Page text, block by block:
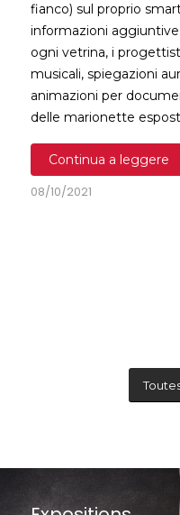
fianco) sul proprio
informazioni
ogni vetrina, i
musicali, spiegazioni
animazioni per
delle marionette
Continua a leggere
08/10/2021